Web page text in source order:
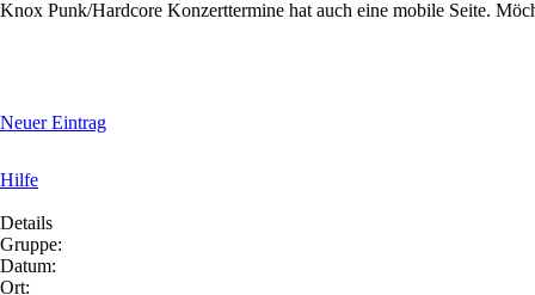
Knox Punk/Hardcore Konzerttermine hat auch eine mobile Seite.
Neuer Eintrag
Hilfe
Details
Gruppe:
Datum:
Ort: